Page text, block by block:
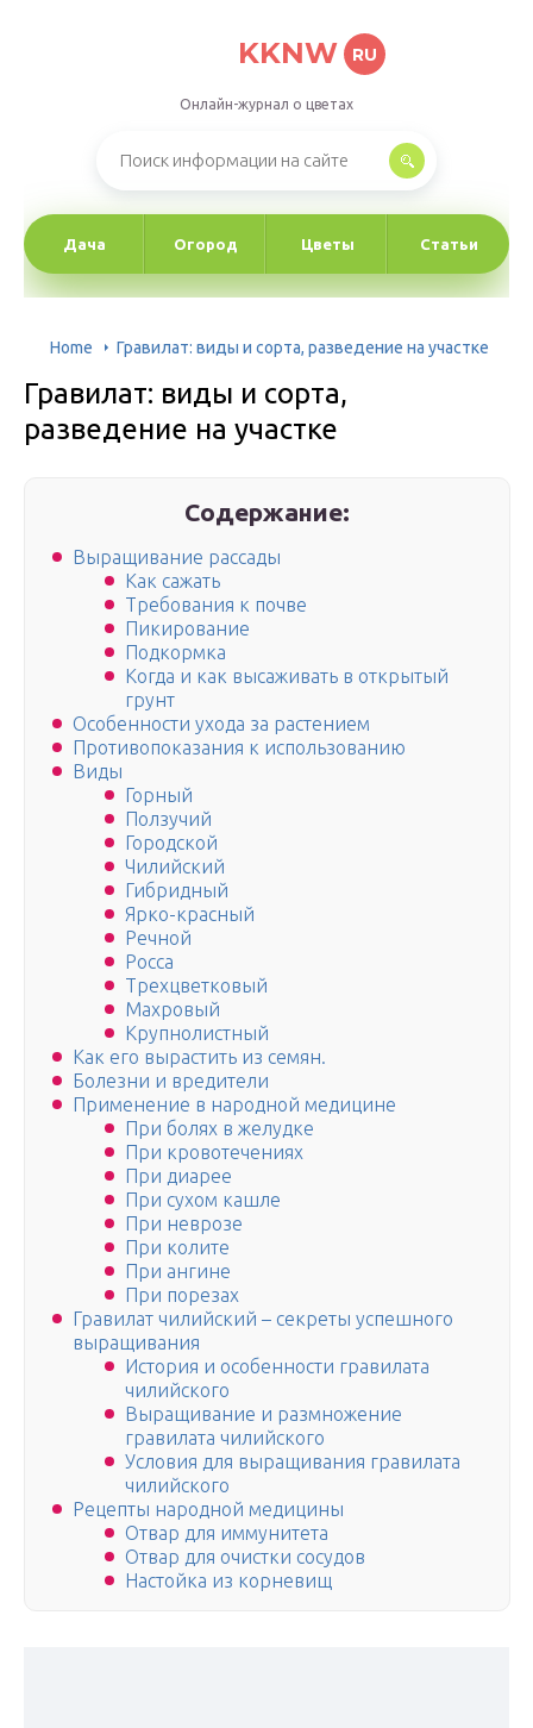
KKNW RU
Онлайн-журнал о цветах
Дача Огород Цветы Статьи
Home Гравилат: виды и сорта, разведение на участке
Гравилат: виды и сорта,
разведение на участке
Содержание:
Выращивание рассады
Как сажать
Требования к почве
Пикирование
Подкормка
Когда и как высаживать в открытый
грунт
Особенности ухода за растением
Противопоказания к использованию
Виды
Горный
Ползучий
Городской
Чилийский
Гибридный
Ярко-красный
Речной
Росса
Трехцветковый
Махровый
Крупнолистный
Как его вырастить из семян.
Болезни и вредители
Применение в народной медицине
При болях в желудке
При кровотечениях
При диарее
При сухом кашле
При неврозе
При колите
При ангине
При порезах
Гравилат чилийский – секреты успешного
выращивания
История и особенности гравилата
чилийского
Выращивание и размножение
гравилата чилийского
Условия для выращивания гравилата
чилийского
Рецепты народной медицины
Отвар для иммунитета
Отвар для очистки сосудов
Настойка из корневищ